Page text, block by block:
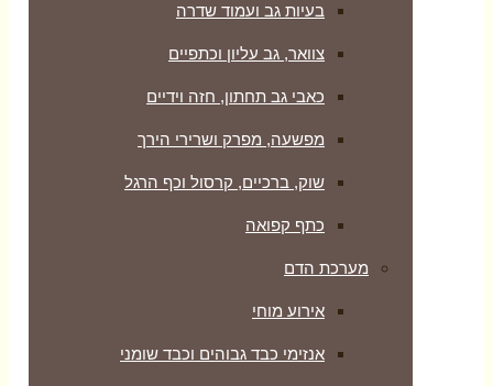
בעיות גב ועמוד שדרה
צוואר, גב עליון וכתפיים
כאבי גב תחתון, חזה וידיים
מפשעה, מפרק ושרירי הירך
שוק, ברכיים, קרסול וכף הרגל
כתף קפואה
מערכת הדם
אירוע מוחי
אנזימי כבד גבוהים וכבד שומני